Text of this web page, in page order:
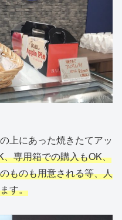
上にあった焼きたてアッ
、専用箱での購入もOK、
ものも用意される等、人
す。